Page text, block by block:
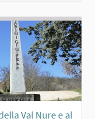
Val Nure e al